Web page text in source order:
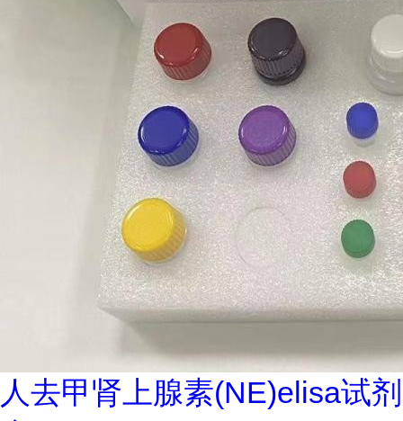
人去甲肾上腺素(NE)elisa试剂